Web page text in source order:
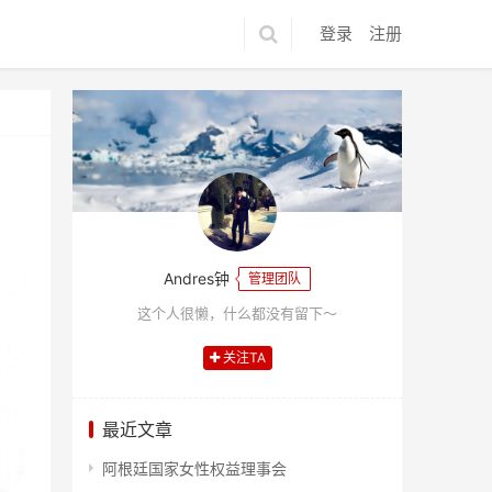
登录 注册
Andres钟 管理团队
这个人很懒，什么都没有留下～
关注TA
最近文章
阿根廷国家女性权益理事会